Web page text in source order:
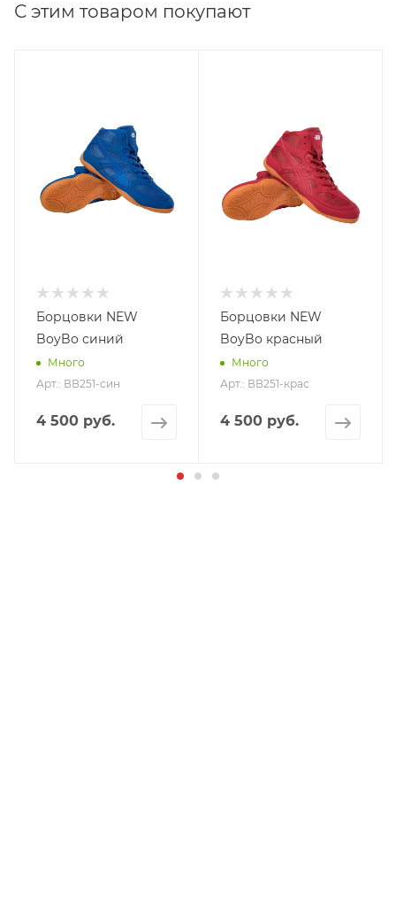
С этим товаром покупают
Борцовки NEW
BoyBo синий
Много
Арт.: ВВ251-син
4 500 руб.
Борцовки NEW
BoyBo красный
Много
Арт.: ВВ251-крас
4 500 руб.